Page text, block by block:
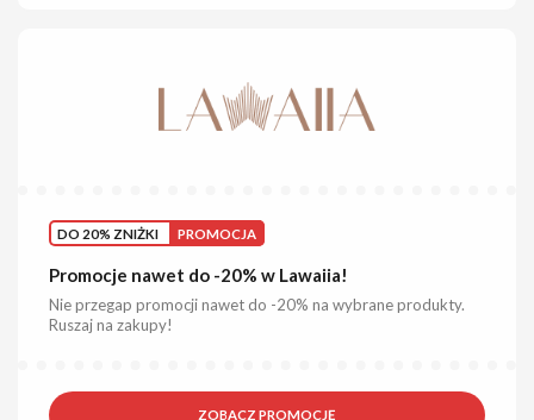
DO 20% ZNIŻKI PROMOCJA
Promocje nawet do -20% w Lawaiia!
Nie przegap promocji nawet do -20% na wybrane produkty.
Ruszaj na zakupy!
ZOBACZ PROMOCJĘ